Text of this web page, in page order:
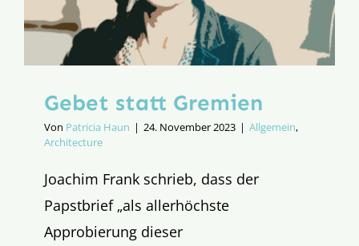
Gebet statt Gremien
Von Patricia Haun | 24. November 2023 | Allgemein,
Architecture
Joachim Frank schrieb, dass der
Papstbrief „als allerhöchste
Approbierung dieser